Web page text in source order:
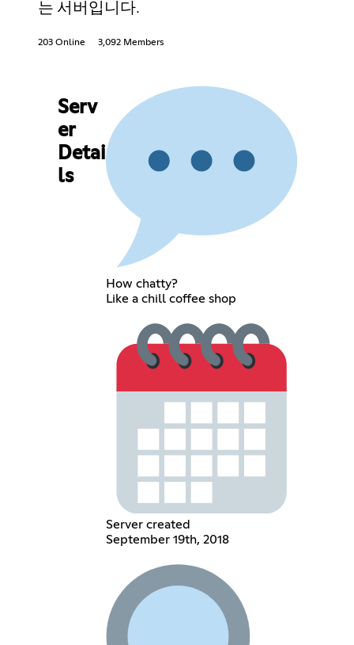
는 서버입니다.
203 Online 3,092 Members
Serv
er
Detai
ls
How chatty?
Like a chill coffee shop
Server created
September 19th, 2018